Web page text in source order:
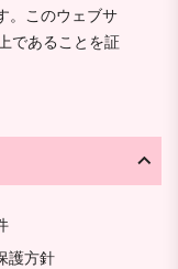
。このウェブサ
であることを証
護方針